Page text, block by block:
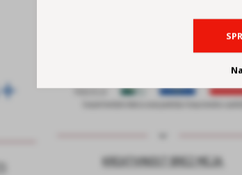
KREATIVNOST BREZ MEJA